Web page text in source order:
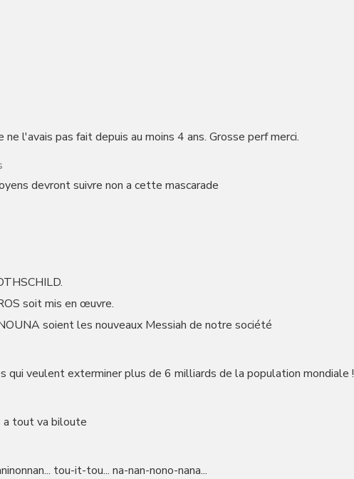
l'avais pas fait depuis au moins 4 ans. Grosse perf merci.
devront suivre non a cette mascarade
soit mis en œuvre.
soient les nouveaux Messiah de notre société
qui veulent exterminer plus de 6 milliards de la population mondiale !
tout va biloute
tou-it-tou... na-nan-nono-nana...